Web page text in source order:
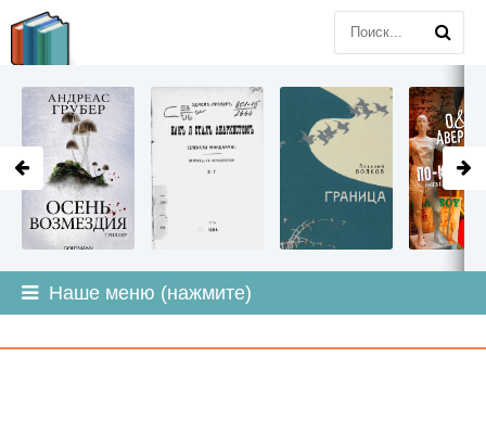
Наше меню (нажмите)
LITMIR.ORG